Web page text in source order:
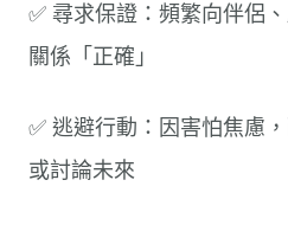
✅ 尋求保證：頻繁向伴侶
關係「正確」
✅ 逃避行動：因害怕焦慮
或討論未來